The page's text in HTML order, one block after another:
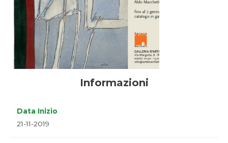
Informazioni
Data Inizio
21-11-2019